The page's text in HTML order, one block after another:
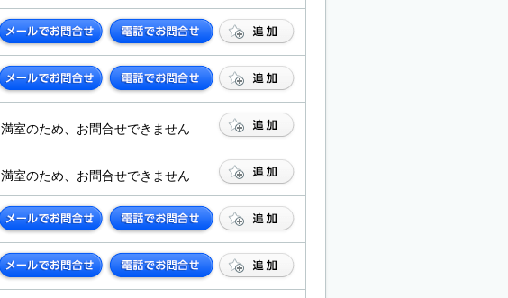
満室のため、お問合せできません
満室のため、お問合せできません